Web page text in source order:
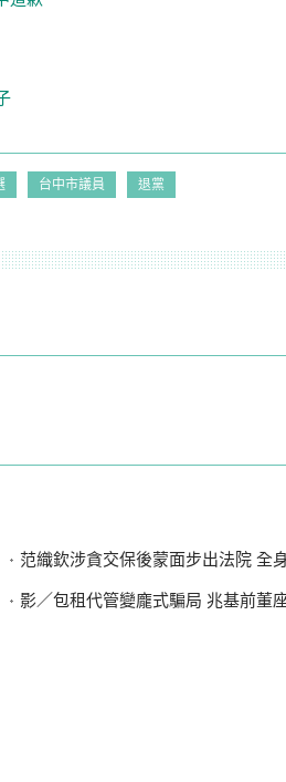
台中市議員 退黨
范織欽涉貪交保後蒙面步出法院 全
影／包租代管變龐式騙局 兆基前董座侵